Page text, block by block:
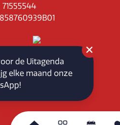
71555544
Home
de Uitagenda
elke maand onze